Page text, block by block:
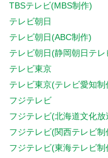
TBSテレビ(MBS制作)
テレビ朝日
テレビ朝日(ABC制作)
テレビ朝日(静岡朝日テレ
テレビ東京
テレビ東京(テレビ愛知制
フジテレビ
フジテレビ(北海道文化放
フジテレビ(関西テレビ制
フジテレビ(東海テレビ制